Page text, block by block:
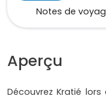
Notes de
Aperçu
Découvrez Kratié